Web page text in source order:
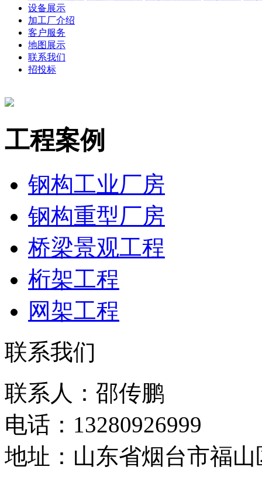
设备展示
加工厂介绍
客户服务
地图展示
联系我们
招投标
工程案例
钢构工业厂房
钢构重型厂房
桥梁景观工程
桁架工程
网架工程
联系我们
联系人：邵传鹏
电话：13280926999
地址：山东省烟台市福